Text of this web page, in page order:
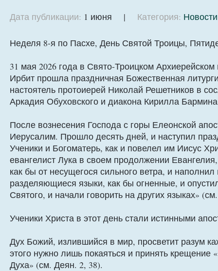
Дата публикации: 1 июня | Категория: Новости
Неделя 8-я по Пасхе, День Святой Троицы,
31 мая 2026 года в Свято-Троицком
Ирбит прошла праздничная Божественная
настоятель протоиерей Николай Решетников в
Аркадия Обуховского и диакона Кирилла
После вознесения Господа с горы Елеонской
Иерусалим. Прошло десять дней, и наступил
Ученики и Богоматерь, как и повелел им Иисус
евангелист Лука в своем продолжении
как бы от несущегося сильного ветра, и
разделяющиеся языки, как бы огненные, и
Святого, и начали говорить на других языках»
Ученики Христа в этот день стали истинными
Дух Божий, излившийся в мир, просветит разум
этого нужно лишь покаяться и принять
Духа» (см. Деян. 2, 38).